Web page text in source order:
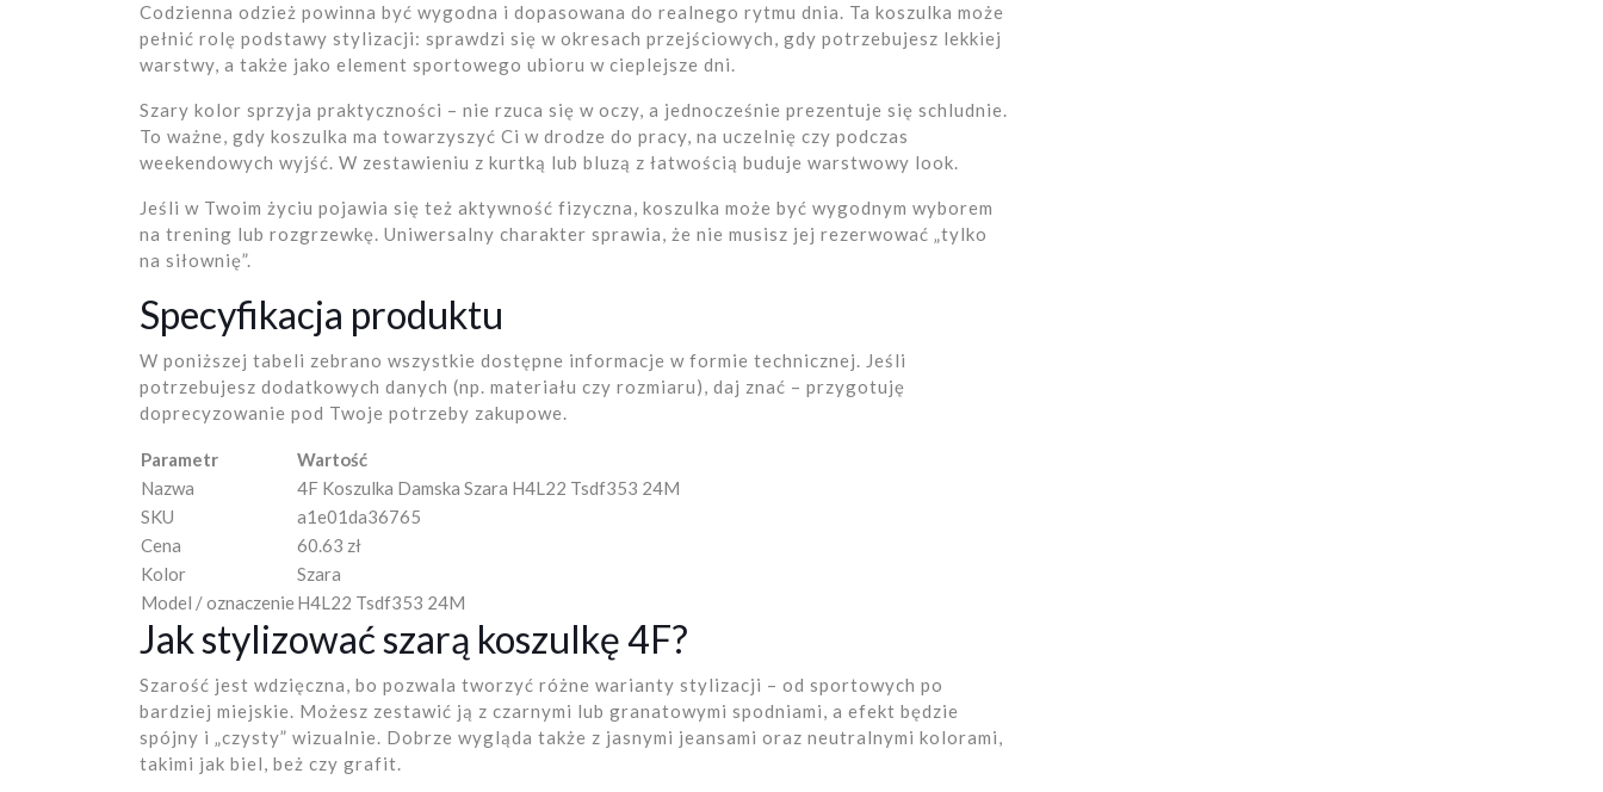
Codzienna odzież powinna być wygodna i dopasowana do realnego rytmu dnia. Ta koszulka może
pełnić rolę podstawy stylizacji: sprawdzi się w okresach przejściowych, gdy potrzebujesz lekkiej
warstwy, a także jako element sportowego ubioru w cieplejsze dni.
Szary kolor sprzyja praktyczności – nie rzuca się w oczy, a jednocześnie prezentuje się schludnie.
To ważne, gdy koszulka ma towarzyszyć Ci w drodze do pracy, na uczelnię czy podczas
weekendowych wyjść. W zestawieniu z kurtką lub bluzą z łatwością buduje warstwowy look.
Jeśli w Twoim życiu pojawia się też aktywność fizyczna, koszulka może być wygodnym wyborem
na trening lub rozgrzewkę. Uniwersalny charakter sprawia, że nie musisz jej rezerwować „tylko
na siłownię”.
Specyfikacja produktu
W poniższej tabeli zebrano wszystkie dostępne informacje w formie technicznej. Jeśli
potrzebujesz dodatkowych danych (np. materiału czy rozmiaru), daj znać – przygotuję
doprecyzowanie pod Twoje potrzeby zakupowe.
Parametr
Wartość
Nazwa
4F Koszulka Damska Szara H4L22 Tsdf353 24M
SKU
a1e01da36765
Cena
60.63 zł
Kolor
Szara
Model / oznaczenie H4L22 Tsdf353 24M
Jak stylizować szarą koszulkę 4F?
Szarość jest wdzięczna, bo pozwala tworzyć różne warianty stylizacji – od sportowych po
bardziej miejskie. Możesz zestawić ją z czarnymi lub granatowymi spodniami, a efekt będzie
spójny i „czysty” wizualnie. Dobrze wygląda także z jasnymi jeansami oraz neutralnymi kolorami,
takimi jak biel, beż czy grafit.